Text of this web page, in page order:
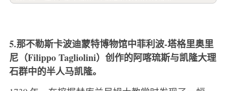
5.那不勒斯卡波迪蒙特博物馆中菲利波-塔格里奥里
尼（Filippo Tagliolini）创作的阿喀琉斯与凯隆大理
石群中的半人马凯隆。